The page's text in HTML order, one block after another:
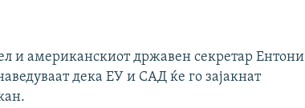
и американскиот државен секретар Ентони
дека ЕУ и САД ќе го зајакнат